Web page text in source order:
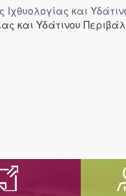
και
και Υδάτινου